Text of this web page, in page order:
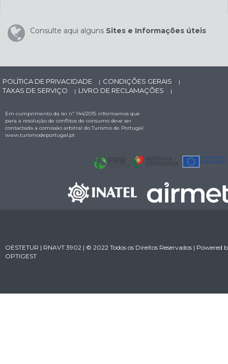
Consulte aqui alguns Sites e Informações úteis
POLÍTICA DE PRIVACIDADE | CONDIÇÕES GERAIS |
TAXAS DE SERVIÇO | LIVRO DE RECLAMAÇÕES |
Em cumprimento da lei nº 144/2015 informamos que
para a resolução de conflitos de consumo deve ser
contactada a comissão arbitral do Turismo de Portugal
www.turismodeportugal.pt
OESTETUR | RNAVT 3902 | © 2022 Todos os Direitos Reservados | Powered
OPTIGEST